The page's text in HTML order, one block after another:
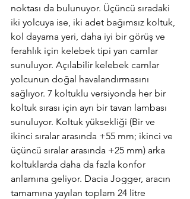
noktası da bulunuyor. Üçüncü sıradaki
iki yolcuya ise, iki adet bağımsız koltuk,
kol dayama yeri, daha iyi bir görüş ve
ferahlık için kelebek tipi yan camlar
sunuluyor. Açılabilir kelebek camlar
yolcunun doğal havalandırmasını
sağlıyor. 7 koltuklu versiyonda her bir
koltuk sırası için ayrı bir tavan lambası
sunuluyor. Koltuk yüksekliği (Bir ve
ikinci sıralar arasında +55 mm; ikinci ve
üçüncü sıralar arasında +25 mm) arka
koltuklarda daha da fazla konfor
anlamına geliyor. Dacia Jogger, aracın
tamamına yayılan toplam 24 litre